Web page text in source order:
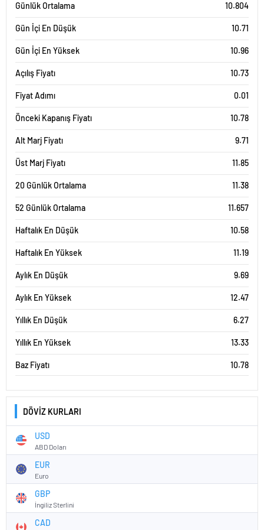
Günlük Ortalama 10.804
Gün İçi En Düşük 10.71
Gün İçi En Yüksek 10.96
Açılış Fiyatı 10.73
Fiyat Adımı 0.01
Önceki Kapanış Fiyatı 10.78
Alt Marj Fiyatı 9.71
Üst Marj Fiyatı 11.85
20 Günlük Ortalama 11.38
52 Günlük Ortalama 11.657
Haftalık En Düşük 10.58
Haftalık En Yüksek 11.19
Aylık En Düşük 9.69
Aylık En Yüksek 12.47
Yıllık En Düşük 6.27
Yıllık En Yüksek 13.33
Baz Fiyatı 10.78
DÖVİZ KURLARI
USD
ABD Doları
EUR
Euro
GBP
İngiliz Sterlini
CAD